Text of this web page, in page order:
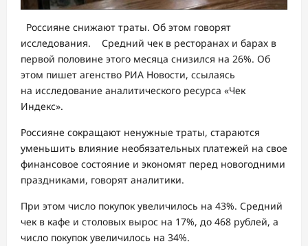
Россияне снижают траты. Об этом говорят
исследования. Средний чек в ресторанах и барах в
первой половине этого месяца снизился на 26%. Об
этом пишет агенство РИА Новости, ссылаясь
на исследование аналитического ресурса «Чек
Индекс».
Россияне сокращают ненужные траты, стараются
уменьшить влияние необязательных платежей на свое
финансовое состояние и экономят перед новогодними
праздниками, говорят аналитики.
При этом число покупок увеличилось на 43%. Средний
чек в кафе и столовых вырос на 17%, до 468 рублей, а
число покупок увеличилось на 34%.